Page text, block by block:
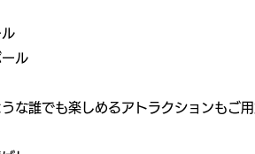
ル
な誰でも楽しめるアトラクションもご